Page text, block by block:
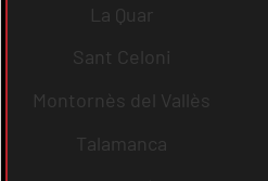
La Quar
Sant Celoni
Montornès del Vallès
Talamanca